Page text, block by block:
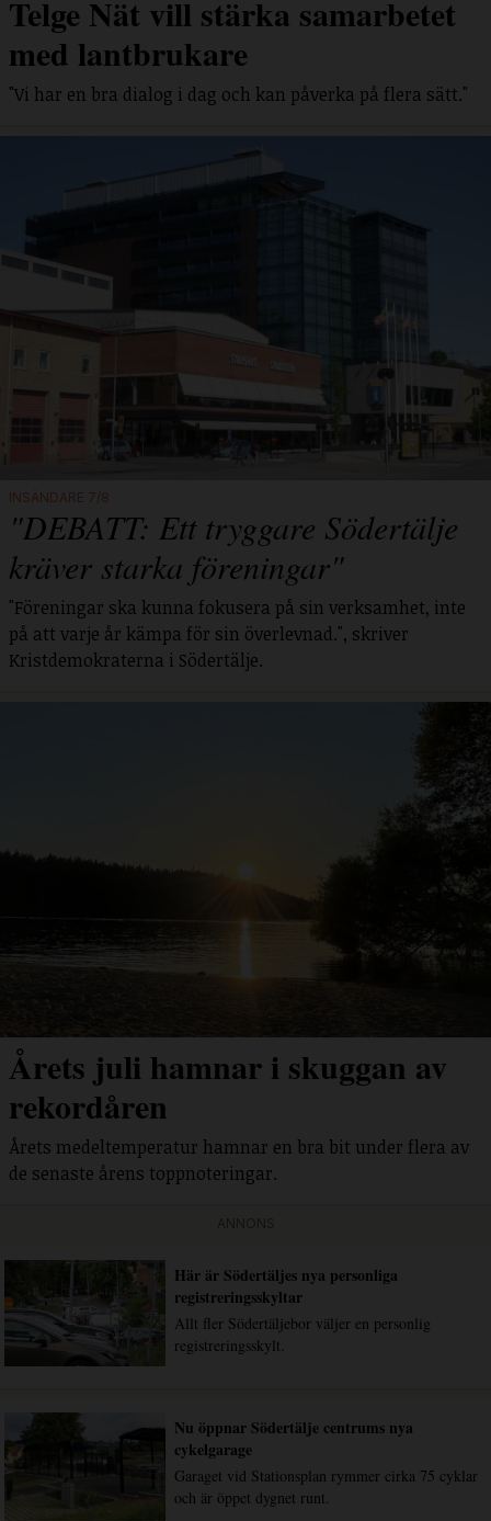
Telge Nät vill stärka samarbetet
med lantbrukare
"Vi har en bra dialog i dag och kan påverka på flera sätt."
INSÄNDARE 7/8
"DEBATT: Ett tryggare Södertälje
kräver starka föreningar"
"Föreningar ska kunna fokusera på sin verksamhet, inte
på att varje år kämpa för sin överlevnad.", skriver
Kristdemokraterna i Södertälje.
Årets juli hamnar i skuggan av
rekordåren
Årets medeltemperatur hamnar en bra bit under flera av
de senaste årens toppnoteringar.
Här är Södertäljes nya personliga
registreringsskyltar
Allt fler Södertäljebor väljer en personlig
registreringsskylt.
Nu öppnar Södertälje centrums nya
cykelgarage
Garaget vid Stationsplan rymmer cirka 75 cyklar
och är öppet dygnet runt.